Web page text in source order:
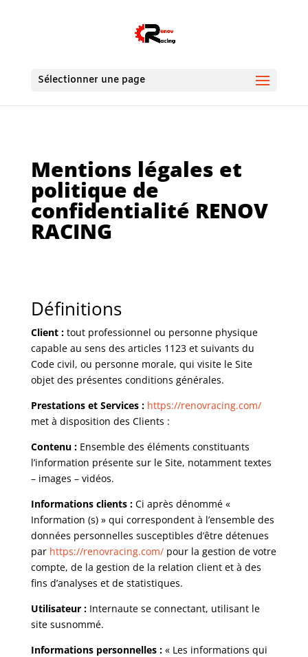
Sélectionner une page
Mentions légales et
politique de
confidentialité RENOV
RACING
Définitions
Client :tout professionnel ou personne physique
capable au sens des articles 1123 et suivants du
Code civil, ou personne morale, qui visite le Site
objet des présentes conditions générales.
Prestations et Services : https://renovracing.com/
met à disposition des Clients :
Contenu :Ensemble des éléments constituants
l’information présente sur le Site, notamment textes
– images – vidéos.
Informations clients :Ci après dénommé «
Information (s) » qui correspondent à l’ensemble des
données personnelles susceptibles d’être détenues
par https://renovracing.com/pour la gestion de votre
compte, de la gestion de la relation client et à des
fins d’analyses et de statistiques.
Utilisateur :Internaute se connectant, utilisant le
site susnommé.
Informations personnelles :« Les informations qui